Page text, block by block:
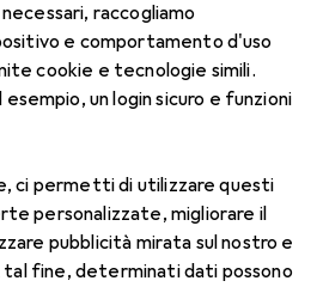
raccogliamo
e comportamento d'uso
cookie e tecnologie simili.
un login sicuro e funzioni
ci permetti di utilizzare questi
personalizzate, migliorare il
pubblicità mirata sul nostro e
tal fine, determinati dati possono
1 Immagine
per
pz., Torico